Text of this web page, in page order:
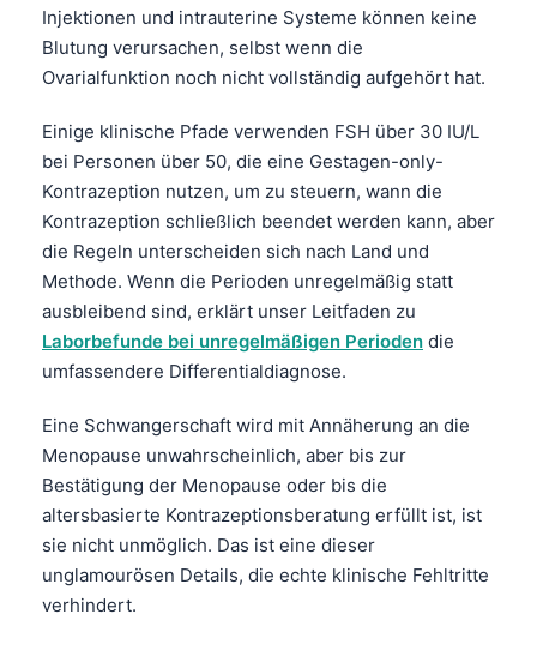
Injektionen und intrauterine Systeme können keine
Blutung verursachen, selbst wenn die
Ovarialfunktion noch nicht vollständig aufgehört hat.
Einige klinische Pfade verwenden FSH über 30 IU/L
bei Personen über 50, die eine Gestagen-only-
Kontrazeption nutzen, um zu steuern, wann die
Kontrazeption schließlich beendet werden kann, aber
die Regeln unterscheiden sich nach Land und
Methode. Wenn die Perioden unregelmäßig statt
ausbleibend sind, erklärt unser Leitfaden zu
Laborbefunde bei unregelmäßigen Perioden die
umfassendere Differentialdiagnose.
Eine Schwangerschaft wird mit Annäherung an die
Menopause unwahrscheinlich, aber bis zur
Bestätigung der Menopause oder bis die
altersbasierte Kontrazeptionsberatung erfüllt ist, ist
sie nicht unmöglich. Das ist eine dieser
unglamourösen Details, die echte klinische Fehltritte
verhindert.Български
Dansk
Nederlands
हिन्दी
Bahasa Indonesia
Íslenska
Српски језик
Svenska
Bosanski
Azərbaycan dili
Eesti
日本語
ქართული
Русский